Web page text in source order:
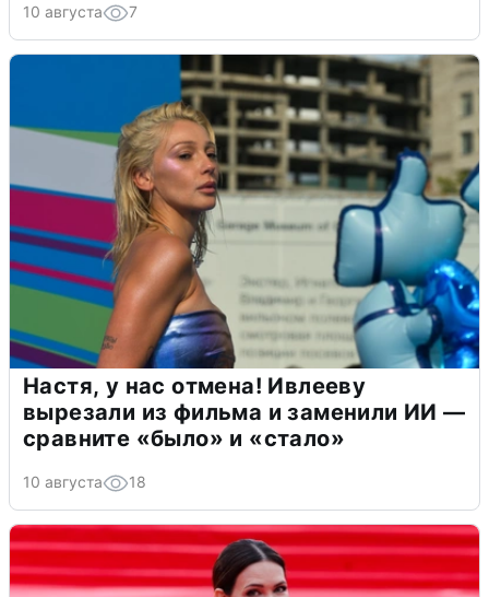
10 августа 7
Настя, у нас отмена! Ивлееву
вырезали из фильма и заменили ИИ —
сравните «было» и «стало»
10 августа 18